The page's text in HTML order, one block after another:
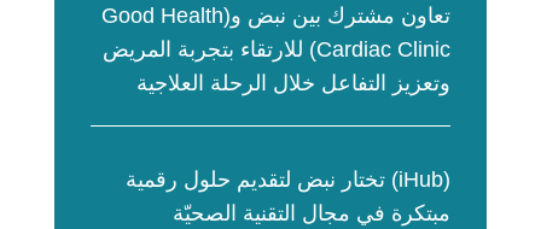
تعاون مشترك بين نبض و(Good Health
Cardiac Clinic) للارتقاء بتجربة المريض
وتعزيز التفاعل خلال الرحلة العلاجية
(iHub) تختار نبض لتقديم حلول رقمية
مبتكرة في مجال التقنية الصحيّة